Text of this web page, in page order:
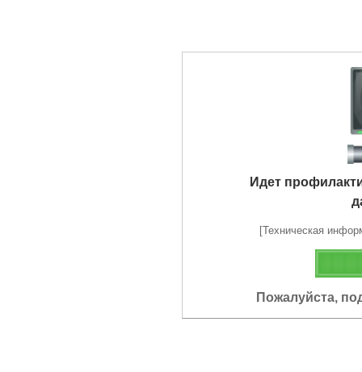
Идет
[Техническая
Пожалуйста,